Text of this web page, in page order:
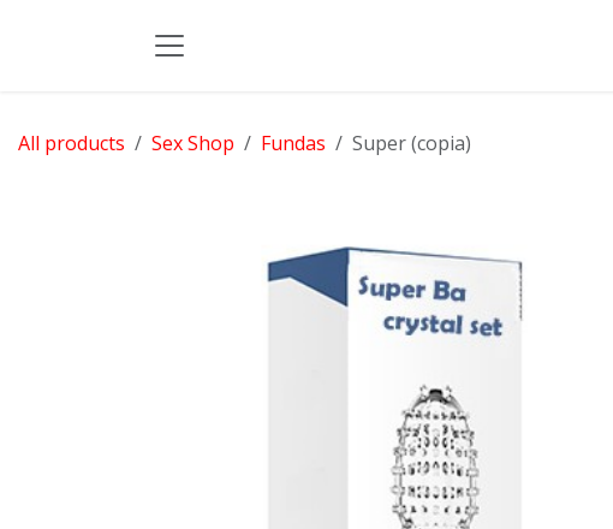
All products Sex Shop Fundas Super (copia)